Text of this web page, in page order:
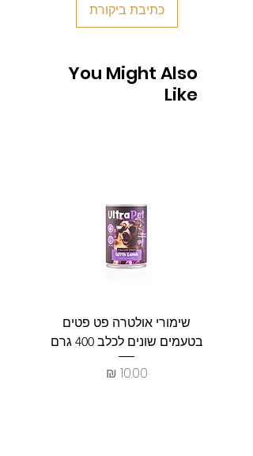
כתיבת ביקורת
You Might Also
Like
שימורי אולטרה פט פטים
בטעמים שונים לכלב 400 גרם
מחיר